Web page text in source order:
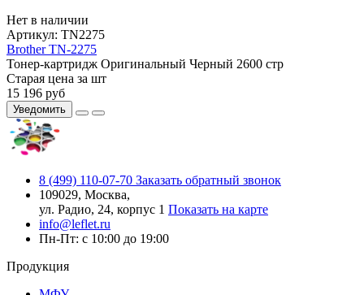
Нет в наличии
Артикул: TN2275
Brother TN-2275
Тонер-картридж Оригинальный Черный 2600 стр
Старая цена за шт
15 196 руб
Уведомить
8 (499) 110-07-70 Заказать обратный звонок
109029, Москва,
ул. Радио, 24, корпус 1 Показать на карте
info@leflet.ru
Пн-Пт: с 10:00 до 19:00
Продукция